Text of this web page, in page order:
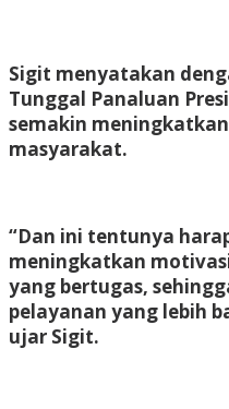
Sigit menyatakan
Tunggal Panaluan
semakin
masyarakat.
“Dan ini tentunya
meningkatkan
yang bertugas,
pelayanan yang lebih
ujar Sigit.